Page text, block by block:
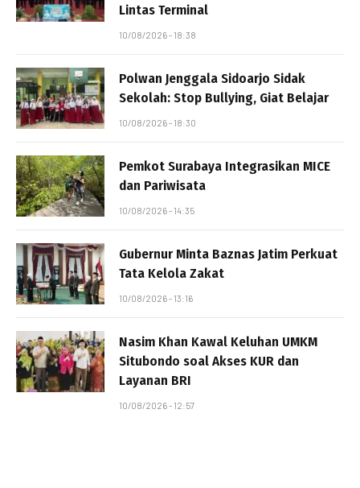
Lintas Terminal
10/08/2026 - 18:38
Polwan Jenggala Sidoarjo Sidak
Sekolah: Stop Bullying, Giat Belajar
10/08/2026 - 18:30
Pemkot Surabaya Integrasikan MICE
dan Pariwisata
10/08/2026 - 14:35
Gubernur Minta Baznas Jatim Perkuat
Tata Kelola Zakat
10/08/2026 - 13:16
Nasim Khan Kawal Keluhan UMKM
Situbondo soal Akses KUR dan
Layanan BRI
10/08/2026 - 12:57